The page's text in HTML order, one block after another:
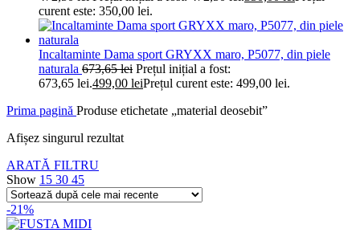
curent este: 350,00 lei.
Incaltaminte Dama sport GRYXX maro, P5077, din piele
naturala 673,65lei Prețul inițial a fost:
673,65 lei.499,00 leiPrețul curent este: 499,00 lei.
Prima pagină Produse etichetate „material deosebit”
Afișez singurul rezultat
ARATĂ FILTRU
Show 15 30 45
-21%